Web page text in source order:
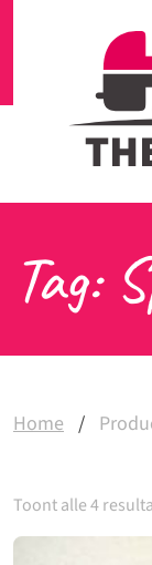
Tag:
Home /
Toont alle 4